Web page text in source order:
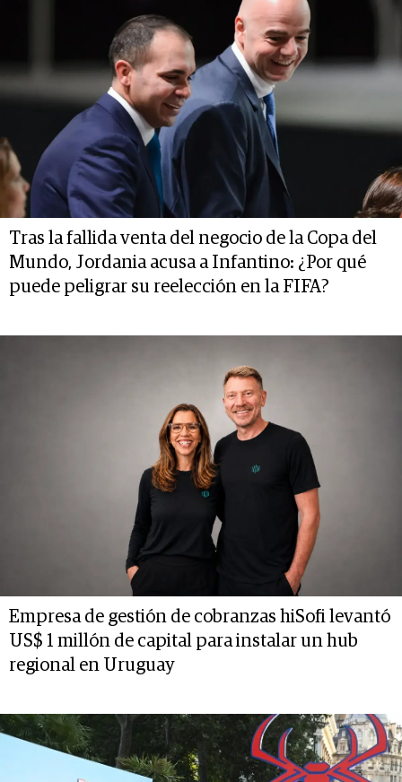
Tras la fallida venta del negocio de la Copa del
Mundo, Jordania acusa a Infantino: ¿Por qué
puede peligrar su reelección en la FIFA?
Empresa de gestión de cobranzas hiSofi levantó
US$ 1 millón de capital para instalar un hub
regional en Uruguay